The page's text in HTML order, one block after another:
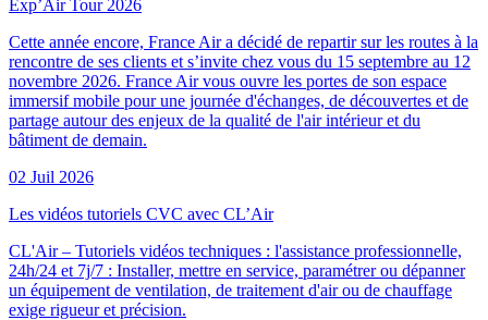
Exp’Air Tour 2026
Cette année encore, France Air a décidé de repartir sur les routes à la
rencontre de ses clients et s’invite chez vous du 15 septembre au 12
novembre 2026. France Air vous ouvre les portes de son espace
immersif mobile pour une journée d'échanges, de découvertes et de
partage autour des enjeux de la qualité de l'air intérieur et du
bâtiment de demain.
02 Juil 2026
Les vidéos tutoriels CVC avec CL’Air
CL'Air – Tutoriels vidéos techniques : l'assistance professionnelle,
24h/24 et 7j/7 : Installer, mettre en service, paramétrer ou dépanner
un équipement de ventilation, de traitement d'air ou de chauffage
exige rigueur et précision.